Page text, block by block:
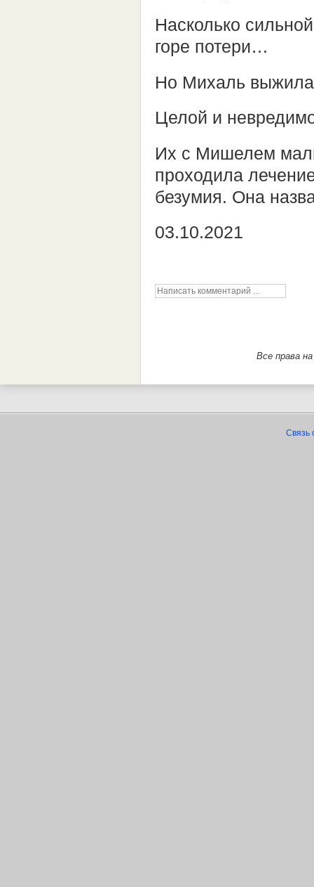
Насколько
горе потери…
Но Михаль
Целой и
Их с Мишелем
проходила
безумия. Она
03.10.2021
Все права
Связь